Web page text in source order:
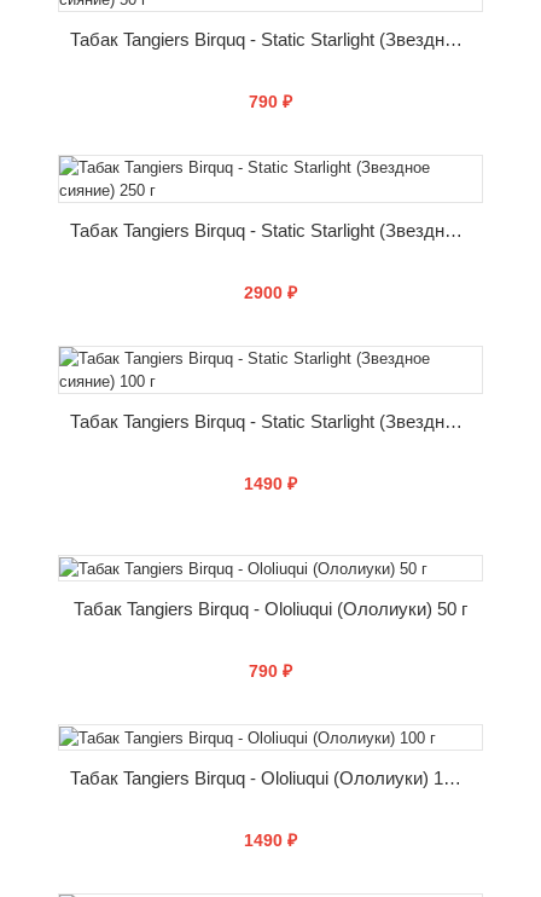
Табак Tangiers Birquq - Static Starlight (Звездное сияние) 50 г
790 ₽
КУПИТЬ
Табак Tangiers Birquq - Static Starlight (Звездное сияние) 250 г
2900 ₽
КУПИТЬ
Табак Tangiers Birquq - Static Starlight (Звездное сияние) 100 г
1490 ₽
КУПИТЬ
Табак Tangiers Birquq - Ololiuqui (Ололиуки) 50 г
790 ₽
КУПИТЬ
Табак Tangiers Birquq - Ololiuqui (Ололиуки) 100 г
1490 ₽